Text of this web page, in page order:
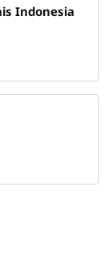
Indonesia